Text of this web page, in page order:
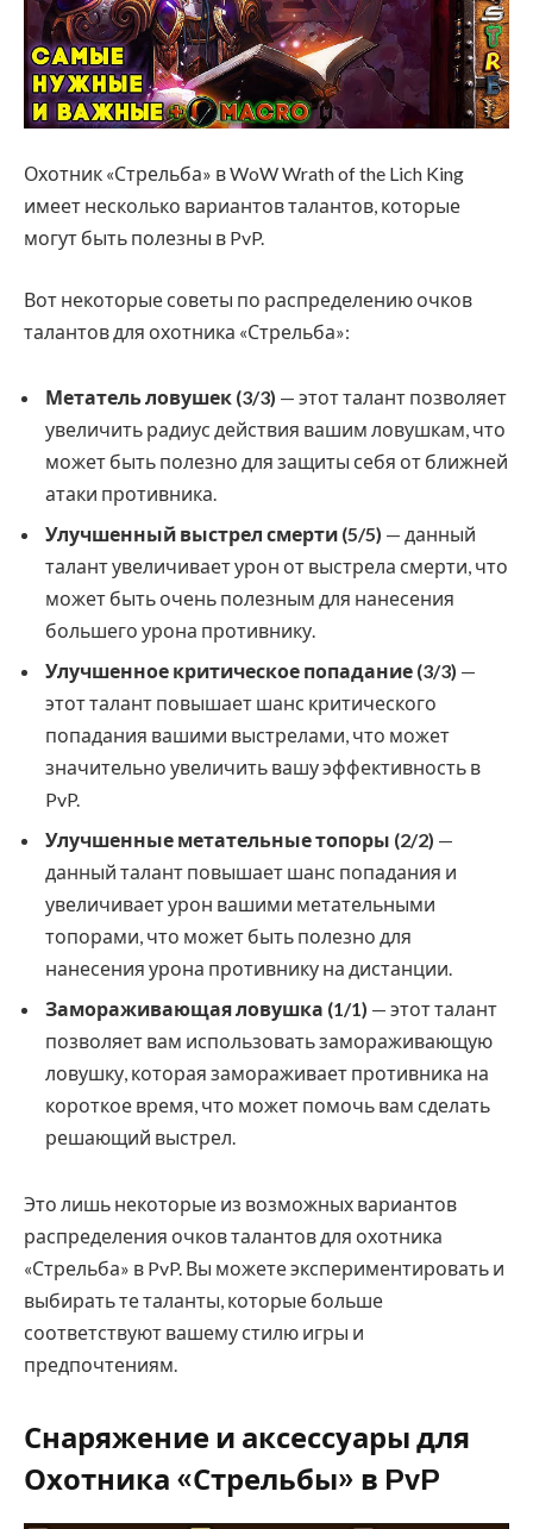
Охотник «Стрельба» в WoW Wrath of the Lich King
имеет несколько вариантов талантов, которые
могут быть полезны в PvP.
Вот некоторые советы по распределению очков
талантов для охотника «Стрельба»:
Метатель ловушек (3/3) — этот талант позволяет
увеличить радиус действия вашим ловушкам, что
может быть полезно для защиты себя от ближней
атаки противника.
Улучшенный выстрел смерти (5/5) — данный
талант увеличивает урон от выстрела смерти, что
может быть очень полезным для нанесения
большего урона противнику.
Улучшенное критическое попадание (3/3) —
этот талант повышает шанс критического
попадания вашими выстрелами, что может
значительно увеличить вашу эффективность в
PvP.
Улучшенные метательные топоры (2/2) —
данный талант повышает шанс попадания и
увеличивает урон вашими метательными
топорами, что может быть полезно для
нанесения урона противнику на дистанции.
Замораживающая ловушка (1/1) — этот талант
позволяет вам использовать замораживающую
ловушку, которая замораживает противника на
короткое время, что может помочь вам сделать
решающий выстрел.
Это лишь некоторые из возможных вариантов
распределения очков талантов для охотника
«Стрельба» в PvP. Вы можете экспериментировать и
выбирать те таланты, которые больше
соответствуют вашему стилю игры и
предпочтениям.
Снаряжение и аксессуары для
Охотника «Стрельбы» в PvP